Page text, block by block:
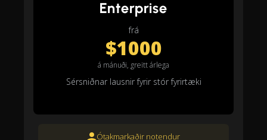
Enterprise
frá
$1000
á mánuði, greitt árlega
Sérsniðnar lausnir fyrir stór fyrirtæki
Ótakmarkaðir notendur